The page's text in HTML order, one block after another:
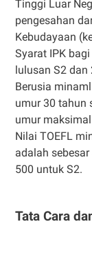
Tinggi Luar
pengesahan
Kebudayaan
Syarat IPK
lulusan S2 dan
Berusia
umur 30 tahun
umur
Nilai TOEFL
adalah
500 untuk S2.
Tata Cara